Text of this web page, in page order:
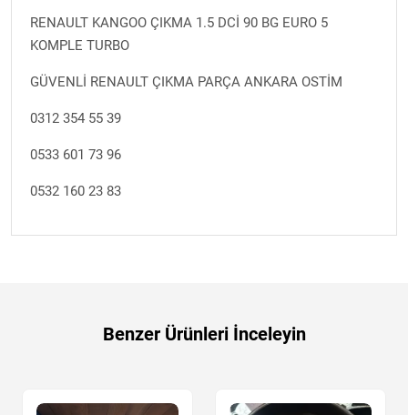
RENAULT KANGOO ÇIKMA 1.5 DCİ 90 BG EURO 5
KOMPLE TURBO
GÜVENLİ RENAULT ÇIKMA PARÇA ANKARA OSTİM
0312 354 55 39
0533 601 73 96
0532 160 23 83
Benzer Ürünleri İnceleyin